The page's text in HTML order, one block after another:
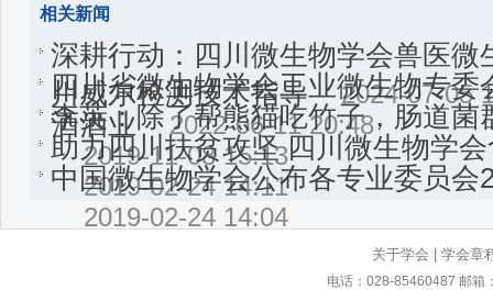
相关新闻
深耕行动：四川微生物学会兽医微
川威尔检测技术指导
2024-07-05
四川省微生物学会工业微生物专
酒酒业
2022-06-11 20:48
李英：除了帮熊猫吃竹子，肠道菌
2019-11-08 15:13
助力四川扶贫攻坚 四川微生物学
2019-02-24 14:11
中国微生物学会公布各专业委员会
2019-02-24 14:04
关于学会 学会章
电话：028-85460487 邮箱